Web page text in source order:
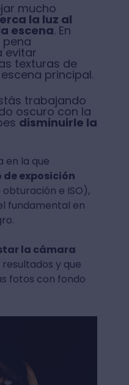
mucho
la luz al
escena. En
pena
evitar
texturas de
principal.
trabajando
oscuro con la
disminuirle la
en la que
exposición
e ISO),
fundamental en
la cámara
y que
fotos con fondo